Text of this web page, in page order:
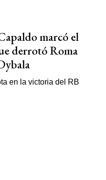
marcó el
derrotó Roma